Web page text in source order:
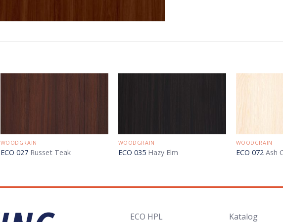
WOODGRAIN
ECO 027 Russet Teak
WOODGRAIN
ECO 035 Hazy Elm
WOODGRAIN
ECO 072 Ash
ECO HPL Katalog